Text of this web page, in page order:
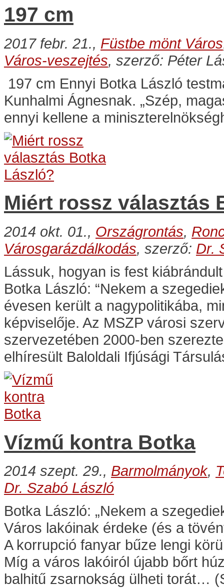
197 cm
2017 febr. 21., Füstbe mönt Város
Város-veszejtés, szerző: Péter
197 cm Ennyi Botka László
Kunhalmi Ágnesnak. „Szép,
ennyi kellene a
Miért rossz választás
2014 okt. 01., Országrontás,
Városgarázdálkodás, szerző: Dr.
Lássuk, hogyan is fest
Botka László: “Nekem a
évesen került a nagypolitikába,
képviselője. Az MSZP városi
szervezetében 2000-ben
elhíresült Baloldali Ifjúsági
Vízmű kontra Botka
2014 szept. 29., Barmolmányok,
Dr. Szabó László
Botka László: „Nekem a
Város lakóinak érdeke (és a
A korrupció fanyar bűze lengi
Míg a város lakóiról újabb bőrt
balhitű zsarnokság ülheti torát…